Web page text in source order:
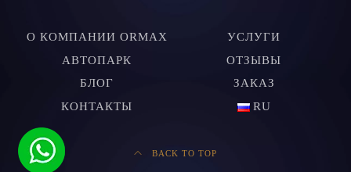
О КОМПАНИИ ORMAX
УСЛУГИ
АВТОПАРК
ОТЗЫВЫ
БЛОГ
ЗАКАЗ
КОНТАКТЫ
RU
BACK TO TOP